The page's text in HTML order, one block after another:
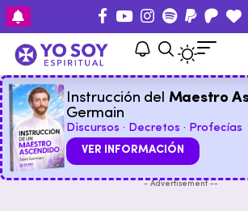
Instrucción del Maestro
Germain
Discursos · Decretos · Profecías
VER INFORMACIÓN
- Advertisement --